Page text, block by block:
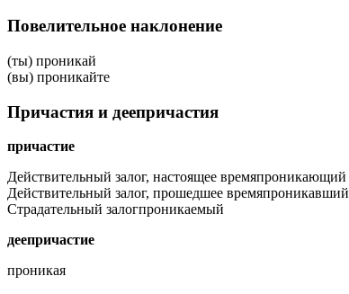
Повелительное наклонение
(ты) проникай
(вы) проникайте
Причастия и деепричастия
причастие
Действительный залог, настоящее времяпроникающий
Действительный залог, прошедшее времяпроникавший
Страдательный залогпроникаемый
деепричастие
проникая